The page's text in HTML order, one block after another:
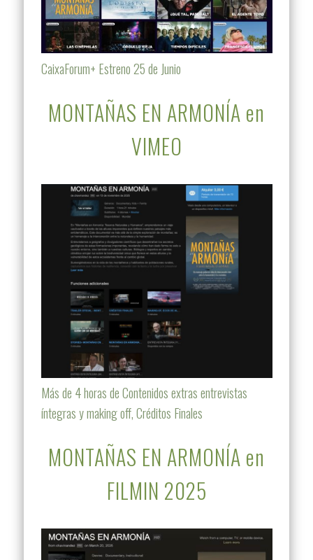
CaixaForum+ Estreno 25 de Junio
MONTAÑAS EN ARMONÍA en
VIMEO
Más de 4 horas de Contenidos extras entrevistas
íntegras y making off, Créditos Finales
MONTAÑAS EN ARMONÍA en
FILMIN 2025